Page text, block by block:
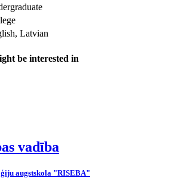
Latvian
be interested in
vadība
augstskola "RISEBA"